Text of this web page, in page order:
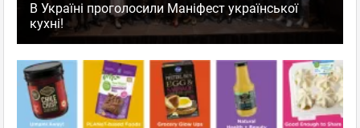
В Україні проголосили Маніфест української
кухні!